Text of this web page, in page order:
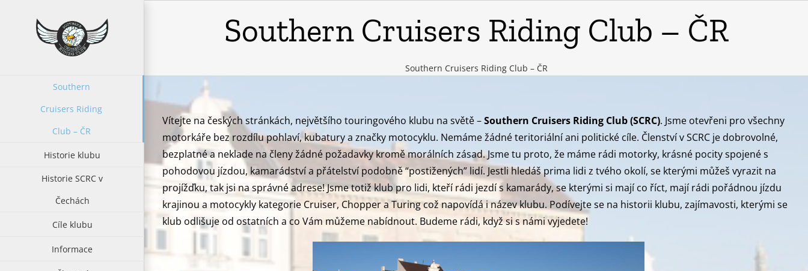
Southern
Cruisers Riding
Club – ČR
Historie klubu
Historie SCRC v
Čechách
Cíle klubu
Informace
Southern Cruisers Riding Club – ČR
Southern Cruisers Riding Club – ČR
Vítejte na českých stránkách, největšího touringového klubu na světě –Southern Cruisers Riding Club (SCRC). Jsme otevřeni pro všechny
motorkáře bez rozdílu pohlaví, kubatury a značky motocyklu. Nemáme žádné teritoriální ani politické cíle. Členství v SCRC je dobrovolné,
bezplatné a neklade na členy žádné požadavky kromě morálních zásad. Jsme tu proto, že máme rádi motorky, krásné pocity spojené s
pohodovou jízdou, kamarádství a přátelství podobně “postižených” lidí. Jestli hledáš prima lidi z tvého okolí, se kterými můžeš vyrazit na
projížďku, tak jsi na správné adrese! Jsme totiž klub pro lidi, kteří rádi jezdí s kamarády, se kterými si mají co říct, mají rádi pořádnou jízdu
krajinou a motocykly kategorie Cruiser, Chopper a Turing což napovídá i název klubu. Podívejte se na historii klubu, zajímavosti, kterými se
klub odlišuje od ostatních a co Vám můžeme nabídnout. Budeme rádi, když si s námi vyjedete!